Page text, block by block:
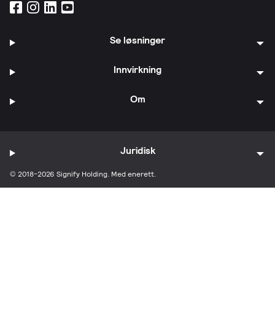
Se løsninger
Innvirkning
Om
© 2018-2026 Signify Holding. Med enerett.
Juridisk